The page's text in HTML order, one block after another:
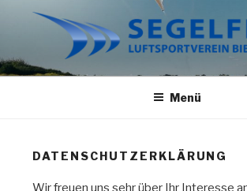
SEGELFLUG
Wir haben nur Fliegen im Kopf.
Menü
DATENSCHUTZERKLÄRUNG
Wir freuen uns sehr über Ihr Interesse